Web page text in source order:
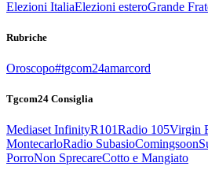
Elezioni ItaliaElezioni esteroGrande
Rubriche
Oroscopo#tgcom24amarcord
Tgcom24 Consiglia
Mediaset InfinityR101Radio 105Virgin
MontecarloRadio SubasioComingsoon
PorroNon SprecareCotto e Mangiato